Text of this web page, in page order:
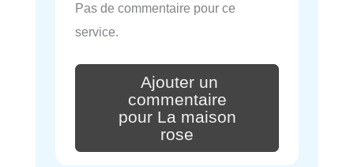
Pas de commentaire pour ce
service.
Ajouter un
commentaire
pour La maison
rose